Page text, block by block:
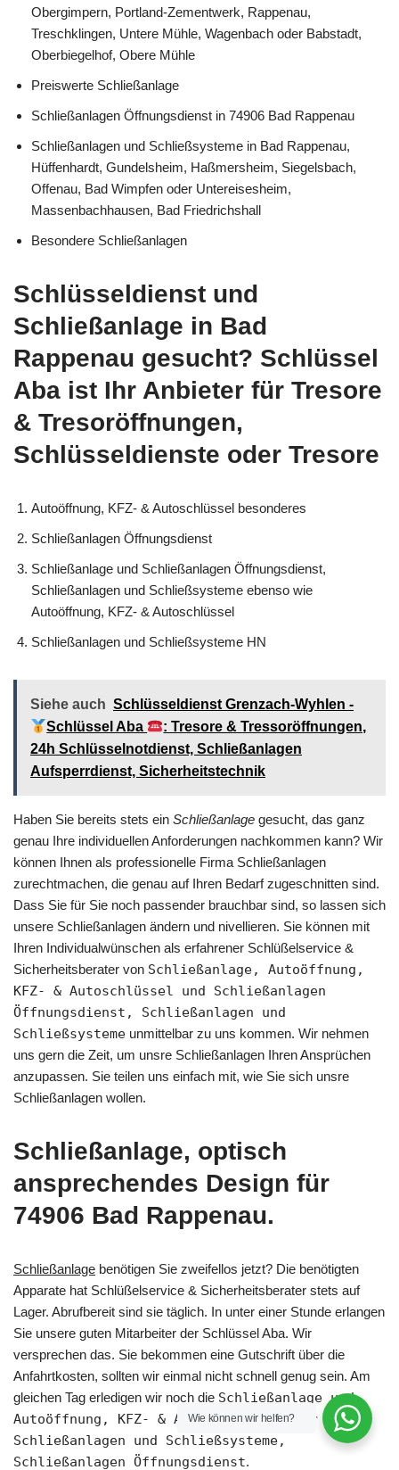
Obergimpern, Portland-Zementwerk, Rappenau,
Treschklingen, Untere Mühle, Wagenbach oder Babstadt,
Oberbiegelhof, Obere Mühle
Preiswerte Schließanlage
Schließanlagen Öffnungsdienst in 74906 Bad Rappenau
Schließanlagen und Schließsysteme in Bad Rappenau,
Hüffenhardt, Gundelsheim, Haßmersheim, Siegelsbach,
Offenau, Bad Wimpfen oder Untereisesheim,
Massenbachhausen, Bad Friedrichshall
Besondere Schließanlagen
Schlüsseldienst und
Schließanlage in Bad
Rappenau gesucht? Schlüssel
Aba ist Ihr Anbieter für Tresore
& Tresoröffnungen,
Schlüsseldienste oder Tresore
Autoöffnung, KFZ- & Autoschlüssel besonderes
Schließanlagen Öffnungsdienst
Schließanlage und Schließanlagen Öffnungsdienst,
Schließanlagen und Schließsysteme ebenso wie
Autoöffnung, KFZ- & Autoschlüssel
Schließanlagen und Schließsysteme HN
Siehe auch Schlüsseldienst Grenzach-Wyhlen -
Schlüssel Aba
: Tresore & Tressoröffnungen,
24h Schlüsselnotdienst, Schließanlagen
Aufsperrdienst, Sicherheitstechnik
Haben Sie bereits stets ein Schließanlage gesucht, das ganz
genau Ihre individuellen Anforderungen nachkommen kann? Wir
können Ihnen als professionelle Firma Schließanlagen
zurechtmachen, die genau auf Ihren Bedarf zugeschnitten sind.
Dass Sie für Sie noch passender brauchbar sind, so lassen sich
unsere Schließanlagen ändern und nivellieren. Sie können mit
Ihren Individualwünschen als erfahrener Schlüßelservice &
Sicherheitsberater von Schließanlage, Autoöffnung,
KFZ- & Autoschlüssel und Schließanlagen
Öffnungsdienst, Schließanlagen und
Schließsysteme unmittelbar zu uns kommen. Wir nehmen
uns gern die Zeit, um unsre Schließanlagen Ihren Ansprüchen
anzupassen. Sie teilen uns einfach mit, wie Sie sich unsre
Schließanlagen wollen.
Schließanlage, optisch
ansprechendes Design für
74906 Bad Rappenau.
Schließanlage benötigen Sie zweifellos jetzt? Die benötigten
Apparate hat Schlüßelservice & Sicherheitsberater stets auf
Lager. Abrufbereit sind sie täglich. In unter einer Stunde erlangen
Sie unsere guten Mitarbeiter der Schlüssel Aba. Wir
versprechen das. Sie bekommen eine Gutschrift über die
Anfahrtkosten, sollten wir einmal nicht schnell genug sein. Am
gleichen Tag erledigen wir noch die Schließanlage und
Autoöffnung, KFZ- & Autoschlüssel oder
Schließanlagen und Schließsysteme,
Schließanlagen Öffnungsdienst.
Wie können wir helfen?